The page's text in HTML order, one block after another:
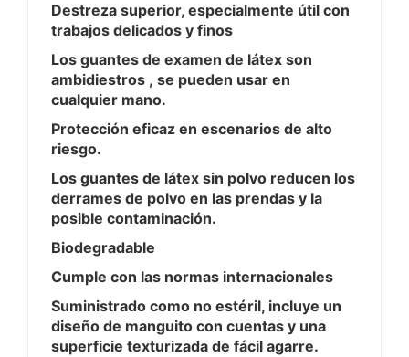
Destreza superior, especialmente útil con
trabajos delicados y finos
Los guantes de examen de látex son
ambidiestros , se pueden usar en
cualquier mano.
Protección eficaz en escenarios de alto
riesgo.
Los guantes de látex sin polvo reducen los
derrames de polvo en las prendas y la
posible contaminación.
Biodegradable
Cumple con las normas internacionales
Suministrado como no estéril, incluye un
diseño de manguito con cuentas y una
superficie texturizada de fácil agarre.